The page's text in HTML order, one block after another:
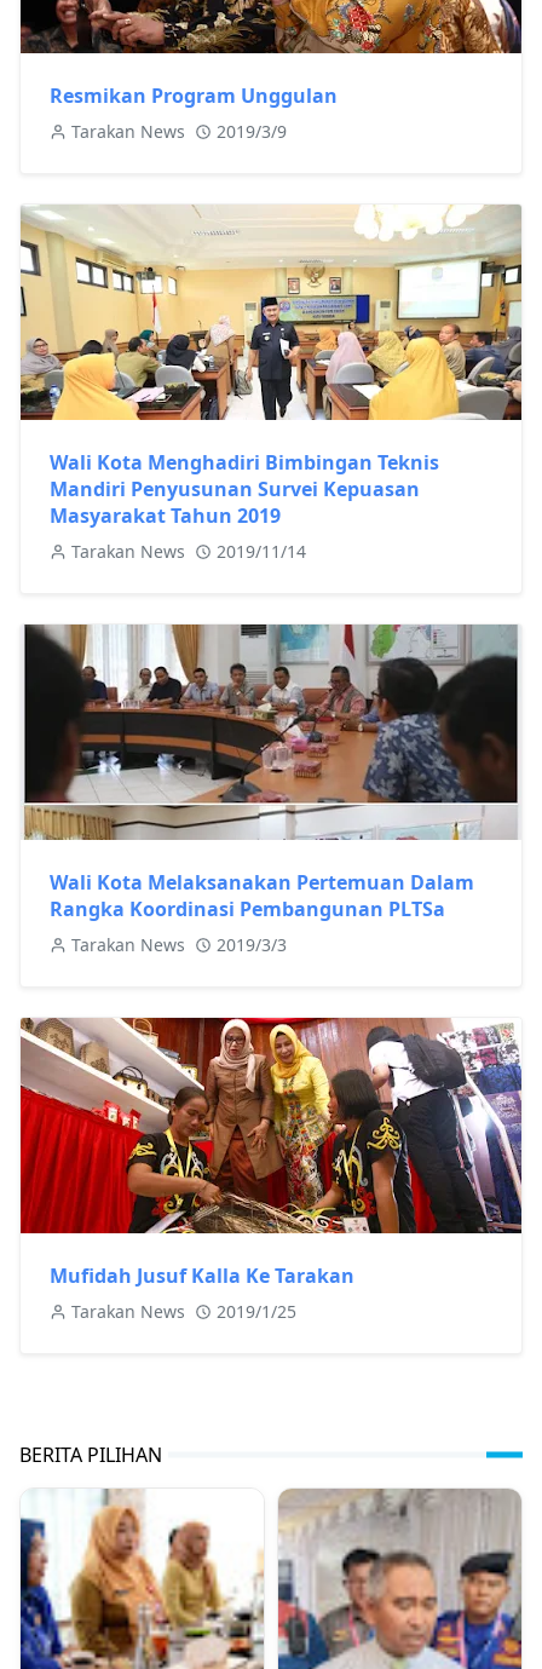
Resmikan Program Unggulan
Tarakan News 2019/3/9
Wali Kota Menghadiri Bimbingan Teknis
Mandiri Penyusunan Survei Kepuasan
Masyarakat Tahun 2019
Tarakan News 2019/11/14
Wali Kota Melaksanakan Pertemuan Dalam
Rangka Koordinasi Pembangunan PLTSa
Tarakan News 2019/3/3
Mufidah Jusuf Kalla Ke Tarakan
Tarakan News 2019/1/25
BERITA PILIHAN